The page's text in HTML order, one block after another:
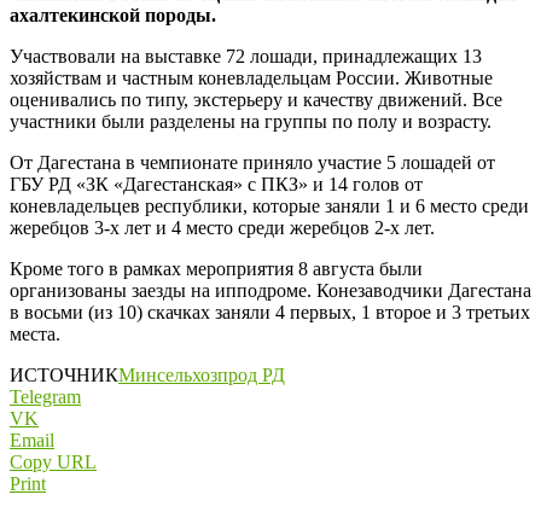
ахалтекинской породы.
Участвовали на выставке 72 лошади, принадлежащих 13
хозяйствам и частным коневладельцам России. Животные
оценивались по типу, экстерьеру и качеству движений. Все
участники были разделены на группы по полу и возрасту.
От Дагестана в чемпионате приняло участие 5 лошадей от
ГБУ РД «ЗК «Дагестанская» с ПКЗ» и 14 голов от
коневладельцев республики, которые заняли 1 и 6 место среди
жеребцов 3-х лет и 4 место среди жеребцов 2-х лет.
Кроме того в рамках мероприятия 8 августа были
организованы заезды на ипподроме. Конезаводчики Дагестана
в восьми (из 10) скачках заняли 4 первых, 1 второе и 3 третьих
места.
ИСТОЧНИКМинсельхозпрод РД
Telegram
VK
Email
Copy URL
Print